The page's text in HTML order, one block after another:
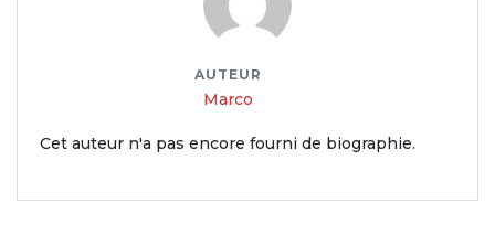
AUTEUR
Marco
Cet auteur n'a pas encore fourni de biographie.